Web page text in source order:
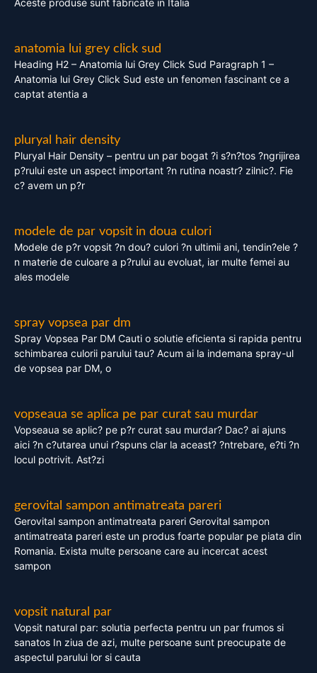
Aceste produse sunt fabricate in Italia
anatomia lui grey click sud
Heading H2 – Anatomia lui Grey Click Sud Paragraph 1 –
Anatomia lui Grey Click Sud este un fenomen fascinant ce a
captat atentia a
pluryal hair density
Pluryal Hair Density – pentru un par bogat ?i s?n?tos ?ngrijirea
p?rului este un aspect important ?n rutina noastr? zilnic?. Fie
c? avem un p?r
modele de par vopsit in doua culori
Modele de p?r vopsit ?n dou? culori ?n ultimii ani, tendin?ele ?
n materie de culoare a p?rului au evoluat, iar multe femei au
ales modele
spray vopsea par dm
Spray Vopsea Par DM Cauti o solutie eficienta si rapida pentru
schimbarea culorii parului tau? Acum ai la indemana spray-ul
de vopsea par DM, o
vopseaua se aplica pe par curat sau murdar
Vopseaua se aplic? pe p?r curat sau murdar? Dac? ai ajuns
aici ?n c?utarea unui r?spuns clar la aceast? ?ntrebare, e?ti ?n
locul potrivit. Ast?zi
gerovital sampon antimatreata pareri
Gerovital sampon antimatreata pareri Gerovital sampon
antimatreata pareri este un produs foarte popular pe piata din
Romania. Exista multe persoane care au incercat acest
sampon
vopsit natural par
Vopsit natural par: solutia perfecta pentru un par frumos si
sanatos In ziua de azi, multe persoane sunt preocupate de
aspectul parului lor si cauta